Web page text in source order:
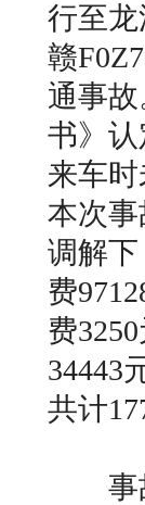
行至
赣
通事
书》
来车
本次事
调解
费
费
34443
共计
事故